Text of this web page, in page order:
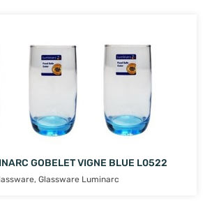
GOBELET VIGNE BLUE L0522
, Glassware Luminarc